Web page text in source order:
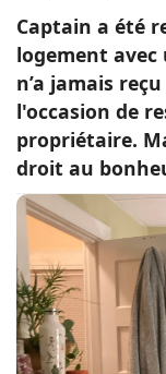
Captain a été
logement avec
n’a jamais
l'occasion de
propriétaire.
droit au